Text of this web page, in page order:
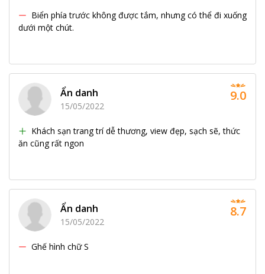
Biển phía trước không được tắm, nhưng có thể đi xuống
dưới một chút.
Ẩn danh
15/05/2022
Khách sạn trang trí dễ thương, view đẹp, sạch sẽ, thức
ăn cũng rất ngon
9.0
Ẩn danh
15/05/2022
Ghế hình chữ S
8.7